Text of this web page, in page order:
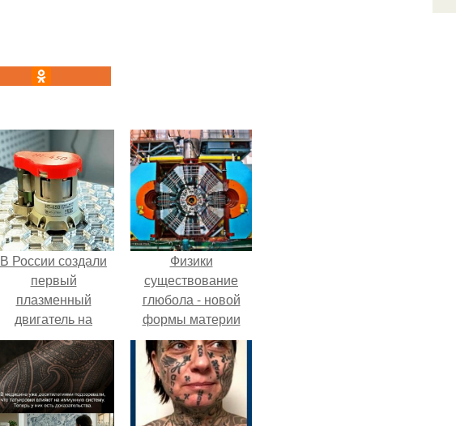
В России создали
первый
плазменный
двигатель на
криптоне.
Физики
существование
глюбола - новой
формы материи
подтвердили.